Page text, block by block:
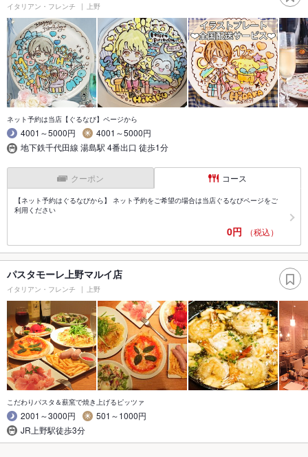
イタリアン・フレンチ 上野
ネット予約は当店【ぐるなび】ページから
4001～5000円
4001～5000円
地下鉄千代田線 湯島駅 4番出口 徒歩1分
クーポン コース
【ネット予約はぐるなびから】 ネット予約をご希望の場合は当店ぐるなびページをご
利用ください
0円 （税込）
パスタモーレ上野マルイ店
イタリアン・フレンチ 上野
こだわりパスタ＆薪窯で焼き上げるピッツァ
2001～3000円
501～1000円
JR上野駅徒歩3分